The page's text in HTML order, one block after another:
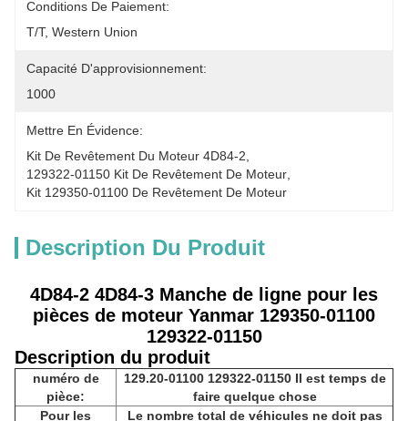
Conditions De Paiement:
T/T, Western Union
Capacité D'approvisionnement:
1000
Mettre En Évidence:
Kit De Revêtement Du Moteur 4D84-2
129322-01150 Kit De Revêtement De Moteur
Kit 129350-01100 De Revêtement De Moteur
Description Du Produit
4D84-2 4D84-3 Manche de ligne pour les
pièces de moteur Yanmar 129350-01100
129322-01150
Description du produit
numéro de
pièce:
129.20-01100 129322-01150 Il est temps de
faire quelque chose
Pour les
Le nombre total de véhicules ne doit pas